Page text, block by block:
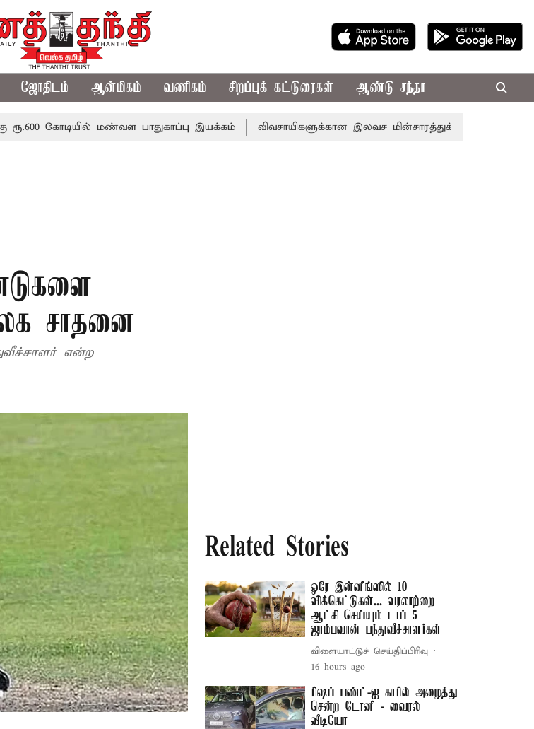
ஜோதிடம் ஆன்மிகம் வணிகம் சிறப்புக் கட்டுரைகள் ஆண்டு சந்தா
மண்வள பாதுகாப்பு இயக்கம் விவசாயிகளுக்கான இலவச மின்சாரத்துக்காக ரூ.7,432 கோடி
சாதனை
என்ற
Related Stories
ஒரே இன்னிங்ஸில் 10
விக்கெட்டுகள்... வரலாற்றை
ஆட்சி செய்யும் டாப் 5
ஜாம்பவான் பந்துவீச்சாளர்கள்
விளையாட்டுச் செய்திப்பிரிவு
16 hours ago
ரிஷப் பண்ட்-ஐ காரில் அழைத்து
சென்ற டோனி - வைரல்
வீடியோ